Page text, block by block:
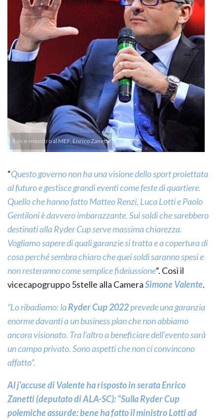
Il vice-ministro al MEF, Enrico Zanetti
“Questo governo non ha una visione dello sport proiettata
al futuro e gestisce grandi eventi come feste di quartiere.
Quello che hanno fatto Matteo Renzi, Luca Lotti e Paolo
Gentiloni è davvero imbarazzante. Sui soldi che sarebbero
destinati alla Ryder Cup serve massima chiarezza.
Vogliamo sapere di quali garanzie si tratta e a copertura di
cosa perché sembra chiaro che quei soldi saranno spesi e
non resteranno come semplice fideiussione“. Così il
vicecapogruppo 5stelle alla CameraSimone Valente.
“Lo ribadiamo: laRyder Cup 2022prevede una garanzia
enorme davanti a un business plan che non abbiamo
ancora visionato. Tra l’altro a beneficiare dell’evento sarà
un campo privato. Sono aspetti che non ci convincono
affatto”.
Al j’accuse di Valente ha risposto in serata Enrico
Zanetti (deputato di ALA-SC): “Sulla Ryder Cup
polemiche assurde: bene ha fatto il ministro Lotti ad